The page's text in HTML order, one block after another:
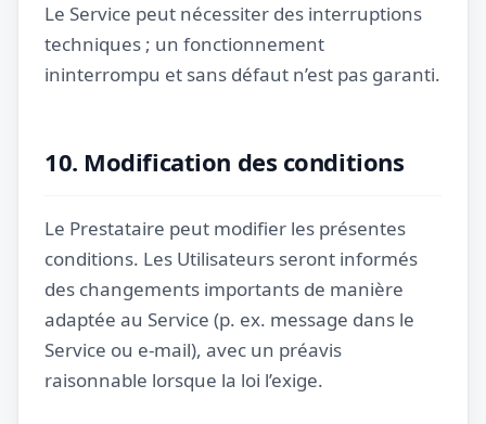
Le Service peut nécessiter des interruptions
techniques ; un fonctionnement
ininterrompu et sans défaut n’est pas garanti.
10. Modification des conditions
Le Prestataire peut modifier les présentes
conditions. Les Utilisateurs seront informés
des changements importants de manière
adaptée au Service (p. ex. message dans le
Service ou e-mail), avec un préavis
raisonnable lorsque la loi l’exige.